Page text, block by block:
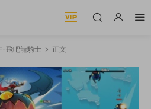
飛吧龍騎士 正文